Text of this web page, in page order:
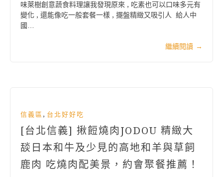
味萊樹創意蔬食料理讓我發現原來 , 吃素也可以口味多元有
變化 , 還能像吃一般套餐一樣 , 擺盤精緻又吸引人 給人中
國…
繼續閱讀 →
信義區 , 台北好好吃
[台北信義] 揪餖燒肉JODOU 精緻大
舕日本和牛及少見的高地和羊與草飼
鹿肉 吃燒肉配美景，約會聚餐推薦！